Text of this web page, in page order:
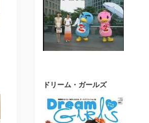
ドリーム・ガールズ